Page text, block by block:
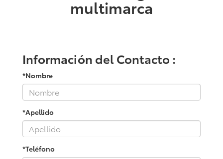
multimarca
Información del Contacto :
*Nombre
*Apellido
*Teléfono